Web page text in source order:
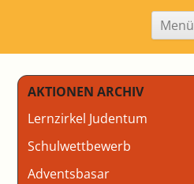
Menü
AKTIONEN ARCHIV
Lernzirkel Judentum
Schulwettbewerb
Adventsbasar